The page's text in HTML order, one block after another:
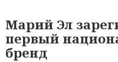
Марий Эл
первый
бренд